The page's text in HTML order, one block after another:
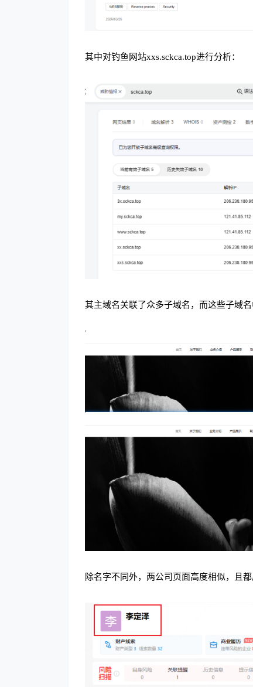
其中对钓鱼网站xxs.sckca.top进行分析：
其主域名关联了众多子域名，而这些子域
除名字不同外，两公司页面高度相似，且都